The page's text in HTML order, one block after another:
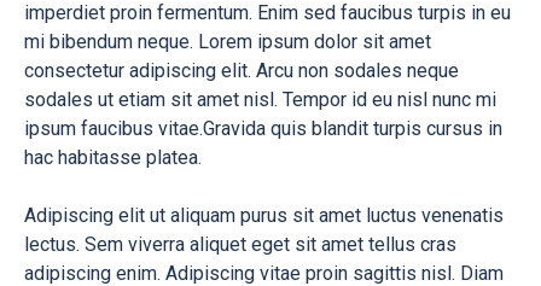
imperdiet proin fermentum. Enim sed faucibus turpis in eu
mi bibendum neque. Lorem ipsum dolor sit amet
consectetur adipiscing elit. Arcu non sodales neque
sodales ut etiam sit amet nisl. Tempor id eu nisl nunc mi
ipsum faucibus vitae.Gravida quis blandit turpis cursus in
hac habitasse platea.
Adipiscing elit ut aliquam purus sit amet luctus venenatis
lectus. Sem viverra aliquet eget sit amet tellus cras
adipiscing enim. Adipiscing vitae proin sagittis nisl. Diam